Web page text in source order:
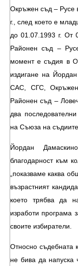
Окръжен съд – Русе
г., след което е
до 01.07.1993 г. От
Районен съд –
момент е съдия в
издигане на
САС, СГС,
Районен съд –
два
на Съюза на
Йордан
благодарност към
„показваме каква
възрастният
което трябва да
изработи програма
своите избиратели.
Относно съдебната
не бива да напуска